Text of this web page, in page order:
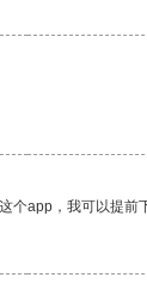
app，我可以提前